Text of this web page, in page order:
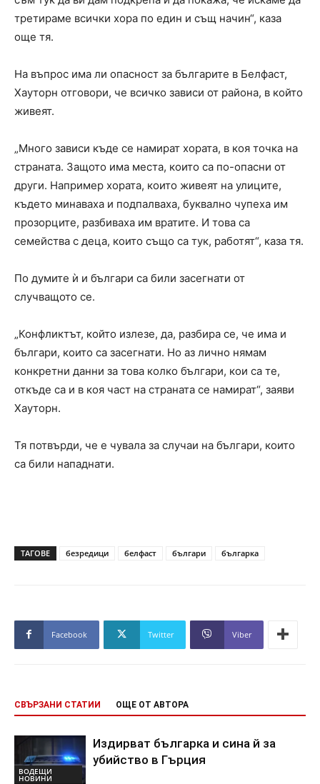
третираме всички хора по един и същ начин“, каза
още тя.
На въпрос има ли опасност за българите в Белфаст,
Хауторн отговори, че всичко зависи от района, в който
живеят.
„Много зависи къде се намират хората, в коя точка на
страната. Защото има места, които са по-опасни от
други. Например хората, които живеят на улиците,
където минаваха и подпалваха, буквално чупеха им
прозорците, разбиваха им вратите. И това са
семейства с деца, които също са тук, работят“, каза тя.
По думите ѝ и българи са били засегнати от
случващото се.
„Конфликтът, който излезе, да, разбира се, че има и
българи, които са засегнати. Но аз лично нямам
конкретни данни за това колко българи, кои са те,
откъде са и в коя част на страната се намират“, заяви
Хауторн.
Тя потвърди, че е чувала за случаи на българи, които
са били нападнати.
ТАГОВЕ безредици белфаст българи българка
Facebook Twitter Viber
СВЪРЗАНИ СТАТИИ ОЩЕ ОТ АВТОРА
ВОДЕЩИ
НОВИНИ
Издирват българка и сина й за
убийство в Гърция